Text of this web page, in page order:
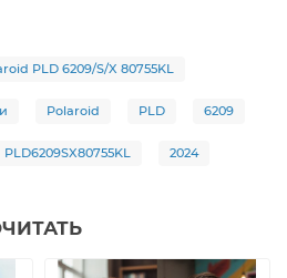
PLD 6209/S/X 80755KL
Polaroid PLD 6209
PLD6209SX80755KL 2024